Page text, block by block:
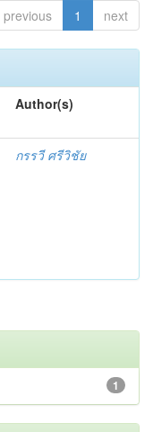
previous 1 next
Author(s)
กรรวี ศรีวิชัย
1